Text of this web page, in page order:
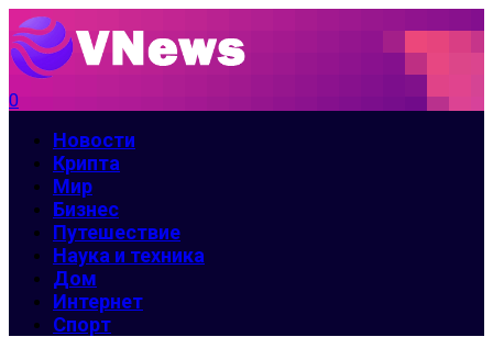
0
Новости
Крипта
Мир
Бизнес
Путешествие
Наука и техника
Дом
Интернет
Спорт